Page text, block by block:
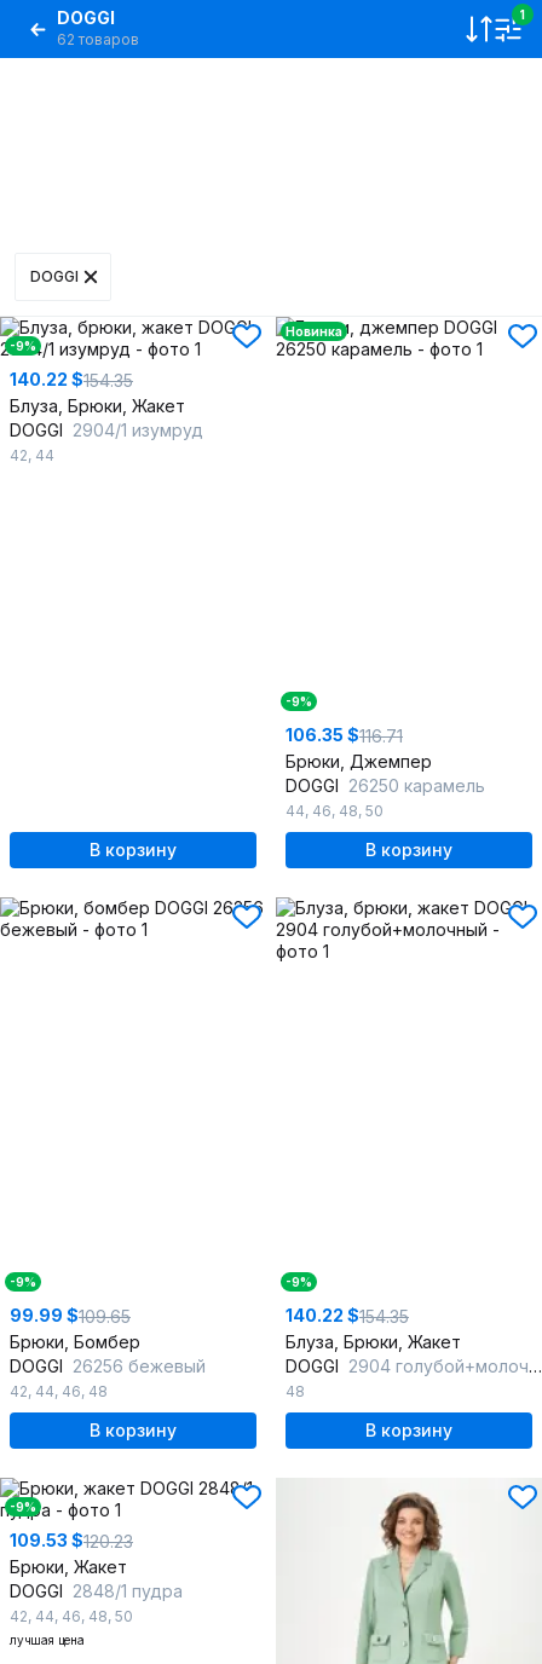
DOGGI
62 товаров
1
DOGGI
-9%
140.22 $154.35
Блуза, Брюки, Жакет
DOGGI 2904/1 изумруд
42, 44
В корзину
Новинка
-9%
106.35 $116.71
Брюки, Джемпер
DOGGI 26250 карамель
44, 46, 48, 50
В корзину
-9%
99.99 $109.65
Брюки, Бомбер
DOGGI 26256 бежевый
42, 44, 46, 48
В корзину
-9%
140.22 $154.35
Блуза, Брюки, Жакет
DOGGI 2904 голубой+молочный
48
В корзину
-9%
109.53 $120.23
Брюки, Жакет
DOGGI 2848/1 пудра
42, 44, 46, 48, 50
лучшая цена